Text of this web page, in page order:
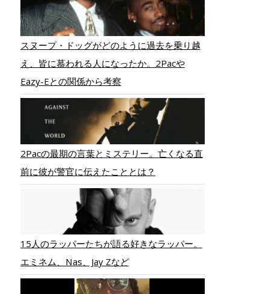
スヌープ・ドッグがどのように過去を乗り越
え、皆に慕われる人になったか。2Pacや
Eazy-Eとの関係から考察
2Pacの最期の言葉とミステリー。亡くなる直
前に彼が警官に伝えたこととは？
15人のラッパーたちが語る好きなラッパー。
エミネム、Nas、Jay Zなど